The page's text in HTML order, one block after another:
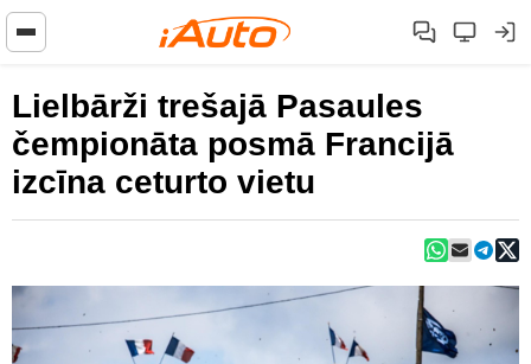
Lielbārži trešajā Pasaules
čempionāta posmā Francijā
izcīna ceturto vietu